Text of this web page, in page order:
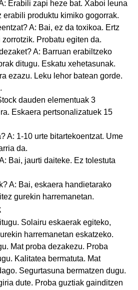
Erabili zapi heze bat. Xaboi leuna
erabili produktu kimiko gogorrak.
A: Bai, ez da toxikoa. Ertz
Probatu egiten da.
A: Barruan erabiltzeko
ditugu. Eskatu xehetasunak.
ezazu. Leku lehor batean gorde.
dauden elementuak 3
Eskaera pertsonalizatuek 15
A: 1-10 urte bitartekoentzat. Ume
da.
Bai, jaurti daiteke. Ez tolestuta
A: Bai, eskaera handietarako
gurekin harremanetan.
Solairu eskaerak egiteko,
harremanetan eskatzeko.
Mat proba dezakezu. Proba
Kalitatea bermatuta. Mat
Segurtasuna bermatzen dugu.
dute. Proba guztiak gainditzen